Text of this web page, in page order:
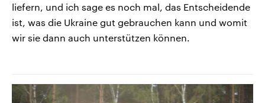
liefern, und ich sage es noch mal, das Entscheidende
ist, was die Ukraine gut gebrauchen kann und womit
wir sie dann auch unterstützen können.